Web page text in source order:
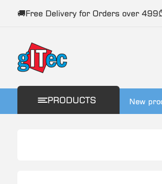
🚚Free Delivery for Orders over
PRODUCTS New